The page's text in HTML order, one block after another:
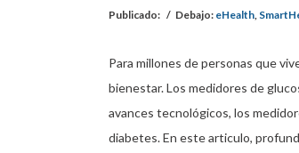
Publicado: / Debajo: eHealth,
Para millones de personas que
bienestar. Los medidores de
avances tecnológicos, los
diabetes. En este articulo,